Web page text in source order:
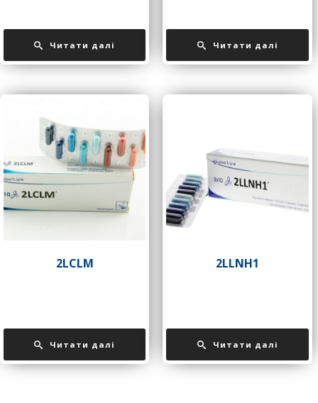
Читати далі Читати далі
2LCLM
Читати далі
2LLNH1
Читати далі